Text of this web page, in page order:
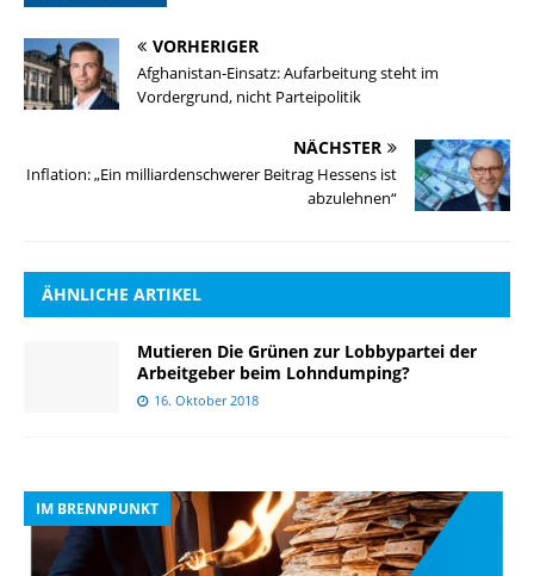
VORHERIGER
Afghanistan-Einsatz: Aufarbeitung steht im
Vordergrund, nicht Parteipolitik
NÄCHSTER
Inflation: „Ein milliardenschwerer Beitrag Hessens ist
abzulehnen“
ÄHNLICHE ARTIKEL
Mutieren Die Grünen zur Lobbypartei der
Arbeitgeber beim Lohndumping?
16. Oktober 2018
IM BRENNPUNKT